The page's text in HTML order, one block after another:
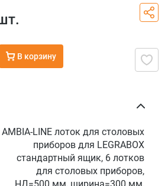
В корзину
AMBIA-LINE лоток для столовых
приборов для LEGRABOX
стандартный ящик, 6 лотков
для столовых приборов,